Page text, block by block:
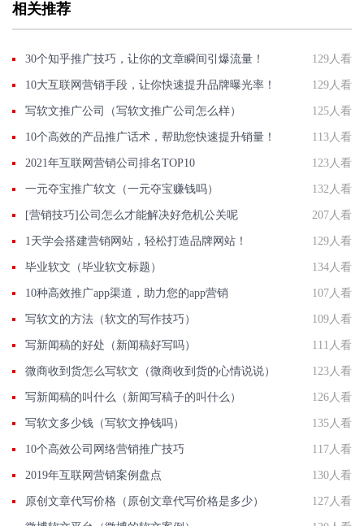
相关推荐
30个知乎推广技巧，让你的文章瞬间引爆流量！ 129人看
10大互联网营销手段，让你快速提升品牌曝光率！ 129人看
写软文推广公司（写软文推广公司怎么样） 125人看
10个高效的产品推广话术，帮助您快速提升销量！ 113人看
2021年互联网营销公司排名TOP10 123人看
一元夺宝推广软文（一元夺宝赚钱吗） 132人看
[营销技巧]公司怎么才能解决好危机公关呢 207人看
1天学会搭建营销网站，轻松打造品牌网站！ 129人看
毕业软文（毕业软文标题） 134人看
10种高效推广app渠道，助力您的app营销 107人看
写软文的方法（软文的写作技巧） 109人看
写新闻稿的好处（新闻稿好写吗） 111人看
微商收到货怎么写软文（微商收到货的心情说说） 123人看
写新闻稿的叫什么（新闻写稿子的叫什么） 126人看
写软文多少钱（写软文挣钱吗） 135人看
10个高效公司网络营销推广技巧 117人看
2019年互联网营销案例盘点 130人看
原创文章代写价格（原创文章代写价格是多少） 127人看